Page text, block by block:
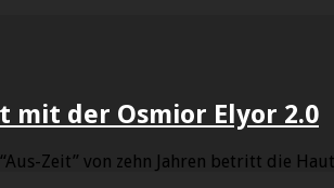
mit der Osmior Elyor 2.0
Zeit” von zehn Jahren betritt die